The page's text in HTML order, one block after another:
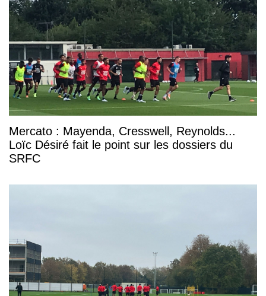
Mercato : Mayenda, Cresswell, Reynolds...
Loïc Désiré fait le point sur les dossiers du
SRFC